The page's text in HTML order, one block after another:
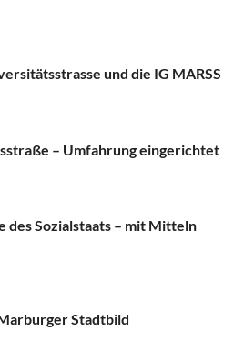
und die IG MARSS
­– Umfahrung eingerichtet
des Sozialstaats – mit Mitteln
Stadtbild